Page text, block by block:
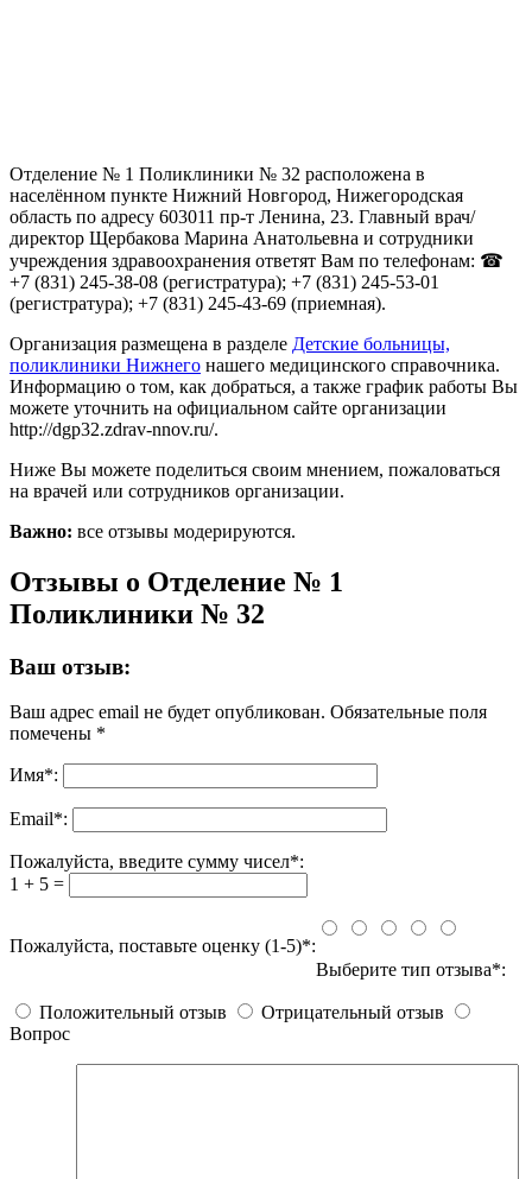
Отделение № 1 Поликлиники № 32 расположена в
населённом пункте Нижний Новгород, Нижегородская
область по адресу 603011 пр-т Ленина, 23. Главный врач/
директор Щербакова Марина Анатольевна и сотрудники
учреждения здравоохранения ответят Вам по телефонам: ☎
+7 (831) 245-38-08 (регистратура); +7 (831) 245-53-01
(регистратура); +7 (831) 245-43-69 (приемная).
Организация размещена в разделе Детские больницы,
поликлиники Нижнего нашего медицинского справочника.
Информацию о том, как добраться, а также график работы Вы
можете уточнить на официальном сайте организации
http://dgp32.zdrav-nnov.ru/.
Ниже Вы можете поделиться своим мнением, пожаловаться
на врачей или сотрудников организации.
Важно: все отзывы модерируются.
Отзывы о Отделение № 1
Поликлиники № 32
Ваш отзыв:
Ваш адрес email не будет опубликован. Обязательные поля
помечены *
Имя*:
Email*:
Пожалуйста, введите сумму чисел*:
1 + 5 =
Пожалуйста, поставьте оценку (1-5)*:
Выберите тип отзыва*:
Положительный отзыв
Отрицательный отзыв
Вопрос